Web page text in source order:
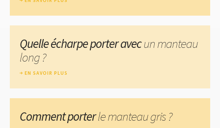
Quelle écharpe porter avecun manteau
long ?
EN SAVOIR PLUS
Comment porterle manteau gris ?